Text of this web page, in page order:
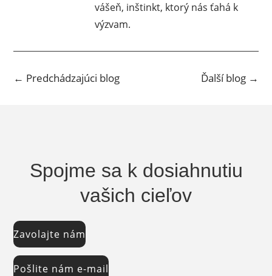
vášeň, inštinkt, ktorý nás ťahá k
výzvam.
← Predchádzajúci blog Ďalší blog→
Spojme sa k dosiahnutiu
vašich cieľov
Zavolajte nám
Pošlite nám e-mail